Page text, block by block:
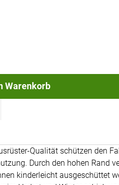
Warenkorb
Qualität schützen den
Durch den hohen Rand
kinderleicht ausgeschüttet